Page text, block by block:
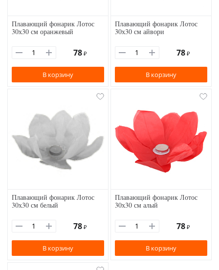
Плавающий фонарик Лотос
30х30 см оранжевый
78 ₽
В корзину
Плавающий фонарик Лотос
30х30 см айвори
78 ₽
В корзину
Плавающий фонарик Лотос
30х30 см белый
78 ₽
В корзину
Плавающий фонарик Лотос
30х30 см алый
78 ₽
В корзину